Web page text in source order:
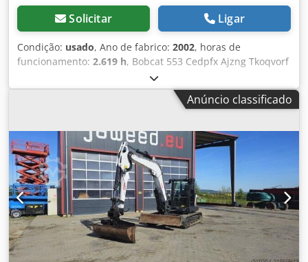
Solicitar Ligar
Condição: usado, Ano de fabrico: 2002, horas de
funcionamento: 2.619 h, Bobcat 553 Cedpfx Ajzng Tkoqvorf
Cabine, caçamba, garfo para paletes.
Anúncio classificado